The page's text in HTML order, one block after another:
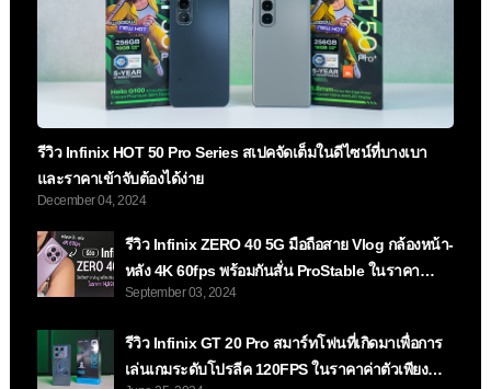
รีวิว Infinix HOT 50 Pro Series สเปคจัดเต็มในดีไซน์ที่บางเบา
และราคาเข้าจับต้องได้ง่าย
December 04, 2024
รีวิว Infinix ZERO 40 5G มือถือสาย Vlog กล้องหน้า-
หลัง 4K 60fps พร้อมกันสั่น ProStable ในราคา
14,999 บาท
September 03, 2024
รีวิว Infinix GT 20 Pro สมาร์ทโฟนที่เกิดมาเพื่อการ
เล่นเกมระดับโปรลีค 120FPS ในราคาค่าตัวเพียง